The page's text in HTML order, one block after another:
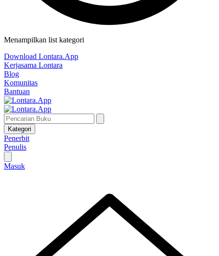
Menampilkan list kategori
Download Lontara.App
Kerjasama Lontara
Blog
Komunitas
Bantuan
Kategori
Penerbit
Penulis
Masuk